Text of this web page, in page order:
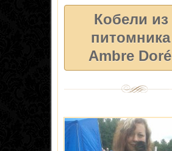
Кобели из
питомника
Ambre Doré